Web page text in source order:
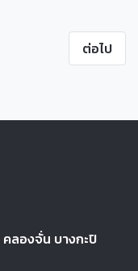
ต่อไป
คลองจั่น บางกะปิ